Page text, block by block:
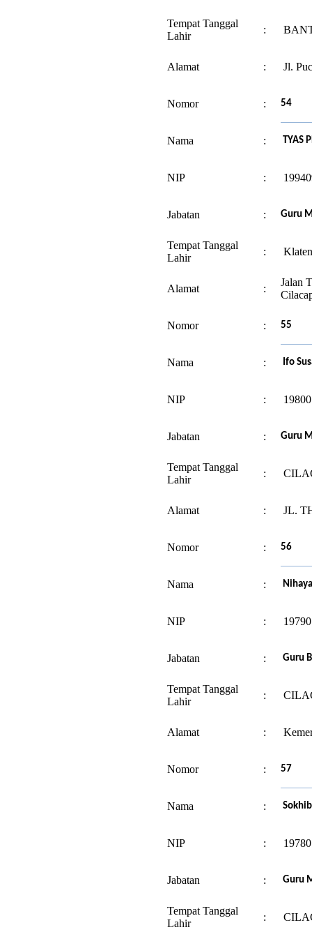
Tempat Tanggal
Lahir
:
Alamat : Jl.
Nomor : 54
Nama : TYAS
NIP :
Jabatan : Guru
Tempat Tanggal
Lahir
:
Alamat :
Jalan
Nomor : 55
Nama : Ifo
NIP :
Jabatan : Guru
Tempat Tanggal
Lahir
:
Alamat : JL.
Nomor : 56
Nama :
NIP :
Jabatan : Guru
Tempat Tanggal
Lahir
:
Alamat :
Nomor : 57
Nama :
NIP :
Jabatan : Guru
Tempat Tanggal
Lahir
: